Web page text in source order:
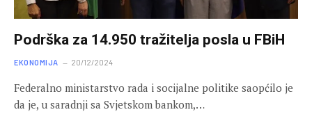
Podrška za 14.950 tražitelja posla u FBiH
EKONOMIJA 20/12/2024
Federalno ministarstvo rada i socijalne politike saopćilo je
da je, u saradnji sa Svjetskom bankom,…